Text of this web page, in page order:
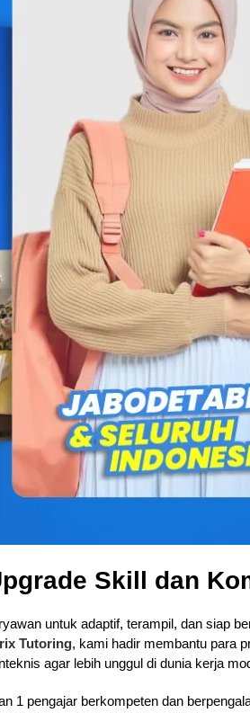
Skill dan
untuk adaptif, terampil, dan siap
Tutoring, kami hadir membantu para
agar lebih unggul di dunia kerja
1 pengajar berkompeten dan